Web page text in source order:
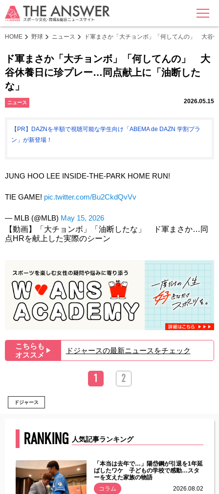
MENU
HOME 野球 ニュース ド軍まさか「大チョンボ」「何してんの」 大谷
ド軍まさか「大チョンボ」「何してんの」 大
谷休養日に珍プレー…同点献上に「油断した
な」
ニュース 2026.05.15
【PR】DAZNを半額で視聴可能な学生向け「ABEMA de DAZN 学割プラ
ン」が新登場！
JUNG HOO LEE INSIDE-THE-PARK HOME RUN!
TIE GAME! pic.twitter.com/Bu2CkdQvVv
— MLB (@MLB) May 15, 2026
【動画】「大チョンボ」「油断したな」 ド軍まさか…同
点HRを献上した実際のシーン
こちらも
オススメ ▶︎ ドジャースの最新ニュースをチェック
1 2
ドジャース
RANKING 人気記事ランキング
「本当は去年で…」陽岱鋼が引退を1年延
ばしたワケ 子どもの学校で感動…スタ
ーを支えた家族の物語
コラム
2026.08.02